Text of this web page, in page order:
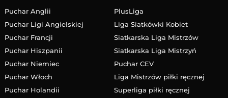
Puchar Anglii
Puchar Ligi Angielskiej
Puchar Francji
Puchar Hiszpanii
Puchar Niemiec
Puchar Włoch
Puchar Holandii
PlusLiga
Liga Siatkówki Kobiet
Siatkarska Liga Mistrzów
Siatkarska Liga Mistrzyń
Puchar CEV
Liga Mistrzów piłki ręcznej
Superliga piłki ręcznej